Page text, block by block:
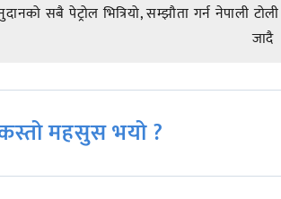
सबै पेट्रोल भित्रियो, सम्झौता गर्न नेपाली
जादै
महसुस भयो ?